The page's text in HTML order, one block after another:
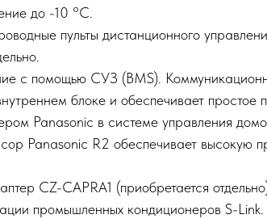
до -10 °С.
пульты дистанционного
с помощью СУЗ (BMS).
блоке и обеспечивает простое
Panasonic в системе управления
Panasonic R2 обеспечивает высокую
CZ-CAPRA1 (приобретается
промышленных кондиционеров S-Link.